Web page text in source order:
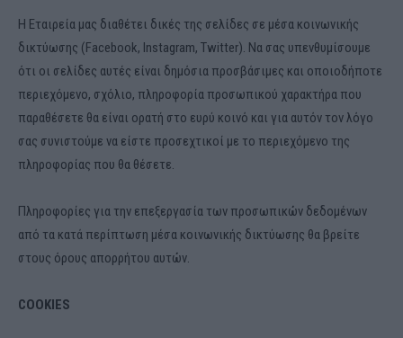
Η Εταιρεία μας διαθέτει δικές της σελίδες σε μέσα κοινωνικής
δικτύωσης (Facebook, Instagram, Twitter). Να σας υπενθυμίσουμε
ότι οι σελίδες αυτές είναι δημόσια προσβάσιμες και οποιοδήποτε
περιεχόμενο, σχόλιο, πληροφορία προσωπικού χαρακτήρα που
παραθέσετε θα είναι ορατή στο ευρύ κοινό και για αυτόν τον λόγο
σας συνιστούμε να είστε προσεχτικοί με το περιεχόμενο της
πληροφορίας που θα θέσετε.
Πληροφορίες για την επεξεργασία των προσωπικών δεδομένων
από τα κατά περίπτωση μέσα κοινωνικής δικτύωσης θα βρείτε
στους όρους απορρήτου αυτών.
COOKIES